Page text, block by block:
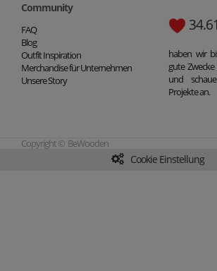
Community
FAQ
Blog
Outfit Inspiration
Merchandise für Unternehmen
Unsere Story
haben wir
gute
und
Projekte an.
Copyright © BeWooden
Cookie Einstellung